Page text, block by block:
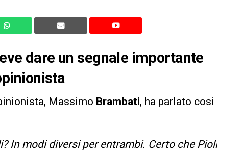
dare un segnale importante
Massimo Brambati, ha parlato cosi
In modi diversi per entrambi. Certo che Pioli